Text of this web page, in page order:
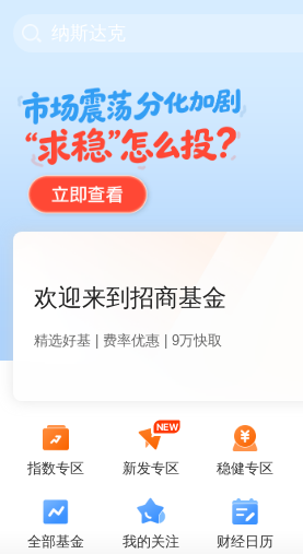
纳斯达克
欢迎来到招商基金
精选好基 | 费率优惠 | 9万快取
指数专区 新发专区 稳健专区
全部基金 我的关注 财经日历